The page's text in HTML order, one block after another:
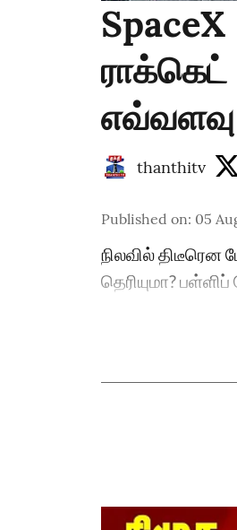
எவ்வளவு
thanthitv
Published on: 05
நிலவில் திடீரென
தெரியுமா?